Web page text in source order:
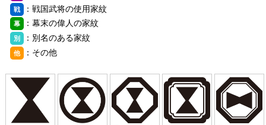
戦 ：戦国武将の使用家紋
幕 ：幕末の偉人の家紋
別 ：別名のある家紋
他 ：その他